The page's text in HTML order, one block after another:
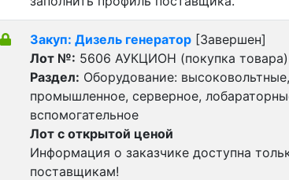
Закуп: Дизель генератор [Завершен]
Лот №: 5606 АУКЦИОН (покупка товара)
Раздел: Оборудование:
промышленное, серверное,
вспомогательное
Лот с открытой ценой
Информация о заказчике доступна
поставщикам!